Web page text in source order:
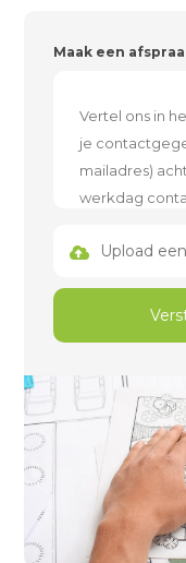
Maak een
Upload